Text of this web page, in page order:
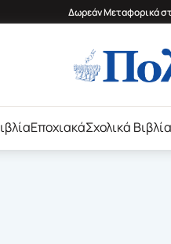
Δωρεάν Μεταφορικά
ΕποχιακάΣχολικά Βιβλία